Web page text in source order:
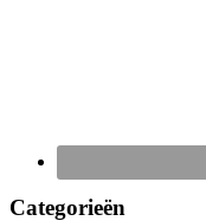
Categorieën